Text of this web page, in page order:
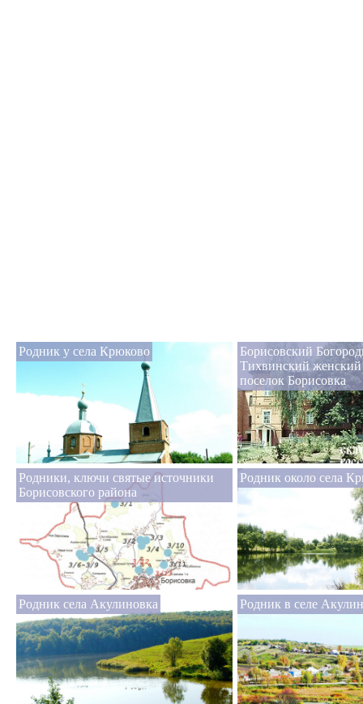
Родник у села Крюково
Борисовский
Тихвинский
поселок Борисовка
Родники, ключи святые источники
Борисовского района
Родник около села
Родник села Акулиновка Родник в селе